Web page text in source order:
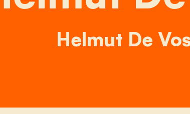
Helmut De